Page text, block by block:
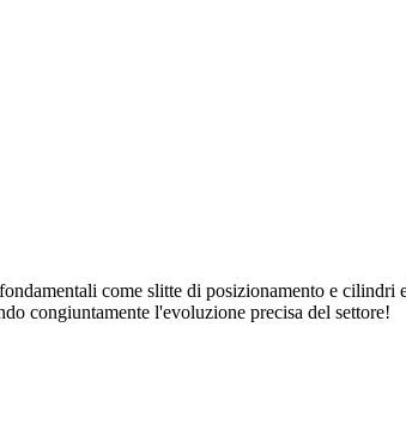
come slitte di posizionamento e
congiuntamente l'evoluzione precisa del settore!